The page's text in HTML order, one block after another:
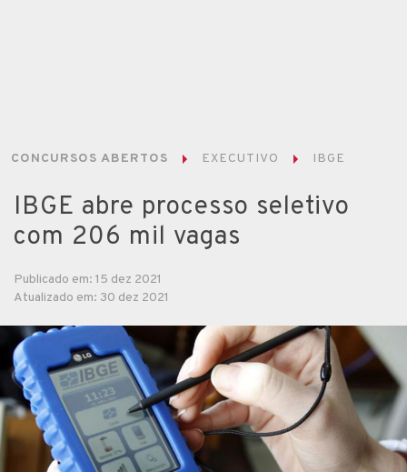
CONCURSOS ABERTOS EXECUTIVO IBGE
IBGE abre processo seletivo
com 206 mil vagas
Publicado em: 15 dez 2021
Atualizado em: 30 dez 2021